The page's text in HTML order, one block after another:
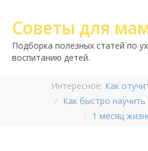
Советы для
Подборка полезных статей по
воспитанию детей.
Интересное: Как
Как быстро
1 месяц